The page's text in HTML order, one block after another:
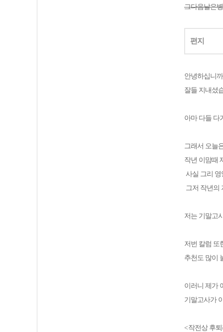
그다음날은
편지
안녕하십니까
잘들 지내셨
아마 다들 다
그래서 오늘
작년 이맘때
사실 그리
그저 작년의
저는 기말고
저번 칼럼 또
추천도 많이
이러니 제가
기말고사가
<작전상 후